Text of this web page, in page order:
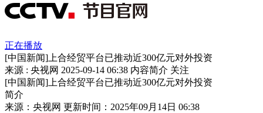
正在播放
[中国新闻]上合经贸平台已推动近300亿元对外投资
来源 : 央视网 2025-09-14 06:38 内容简介 关注
[中国新闻]上合经贸平台已推动近300亿元对外投资
简介
来源：央视网 更新时间：2025年09月14日 06:38